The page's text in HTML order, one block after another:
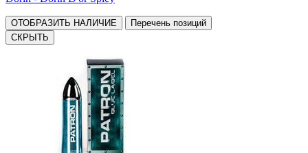
ОТОБРАЗИТЬ НАЛИЧИЕ
Перечень позиций
СКРЫТЬ